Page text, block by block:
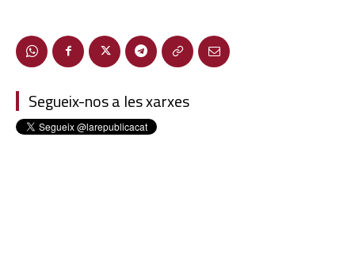
Segueix-nos a les xarxes